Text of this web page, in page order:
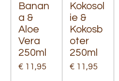
Banan
a &
Aloe
Vera
250ml
€ 11,95
Kokosol
ie &
Kokosb
oter
250ml
€ 11,95